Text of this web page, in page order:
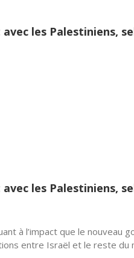
les Palestiniens,
les Palestiniens,
à l’impact que le nouveau
entre Israël et le reste du